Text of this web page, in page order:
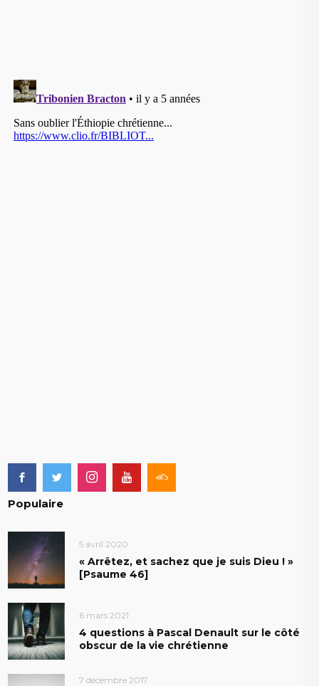
Populaire
5 avril 2020
« Arrêtez, et sachez que je suis Dieu ! »
[Psaume 46]
6 mars 2021
4 questions à Pascal Denault sur le côté
obscur de la vie chrétienne
7 décembre 2017